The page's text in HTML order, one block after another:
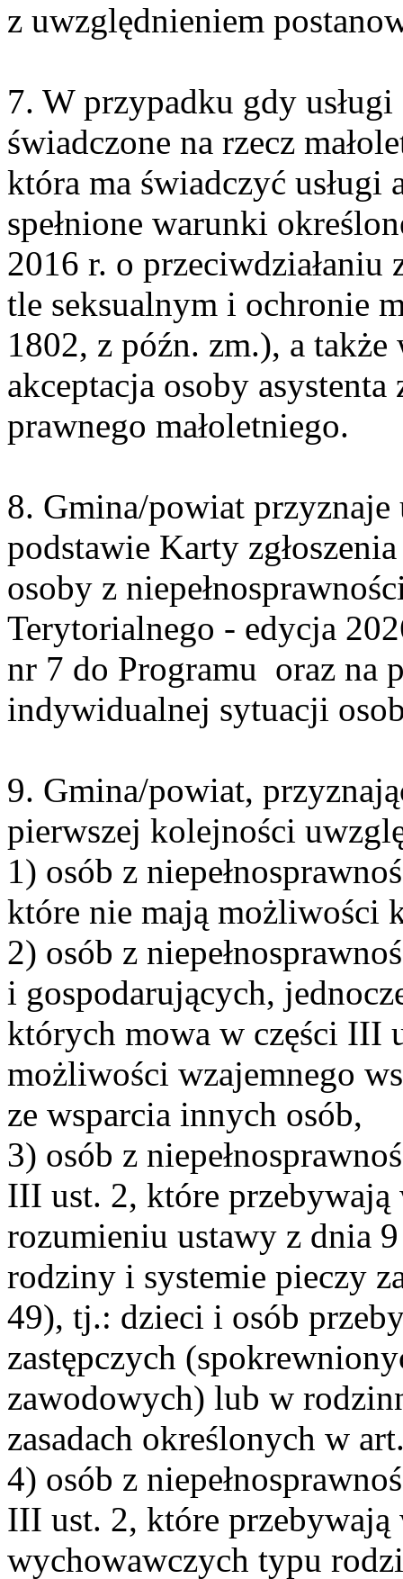
z uwzględnieniem
7. W przypadku gdy
świadczone na rzecz
która ma świadczyć usługi
spełnione warunki
2016 r. o przeciwdziałaniu
tle seksualnym i ochronie
1802, z późn. zm.), a także
akceptacja osoby
prawnego małoletniego.
8. Gmina/powiat przyznaje
podstawie Karty
osoby z
Terytorialnego - edycja
nr 7 do Programu oraz na
indywidualnej sytuacji
9. Gmina/powiat,
pierwszej kolejności
1) osób z
które nie mają możliwości
2) osób z
i gospodarujących,
których mowa w części III
możliwości wzajemnego
ze wsparcia innych osób,
3) osób z
III ust. 2, które przebywają
rozumieniu ustawy z dnia
rodziny i systemie pieczy
49), tj.: dzieci i osób
zastępczych
zawodowych) lub w
zasadach określonych w
4) osób z
III ust. 2, które
wychowawczych typu